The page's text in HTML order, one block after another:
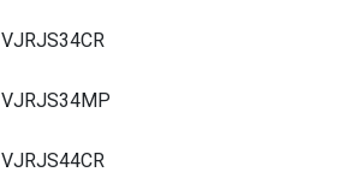
VJRJS34CR
VJRJS34MP
VJRJS44CR